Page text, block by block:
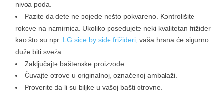
nivoa poda.
Pazite da dete ne pojede nešto pokvareno. Kontrolišite
rokove na namirnica. Ukoliko posedujete neki kvalitetan frižider
kao što su npr. LG side by side frižideri, vaša hrana će sigurno
duže biti sveža.
Zaključajte baštenske proizvode.
Čuvajte otrove u originalnoj, označenoj ambalaži.
Proverite da li su biljke u vašoj bašti otrovne.